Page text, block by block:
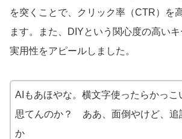
を突くことで、クリック率（CTR）を
ます。また、DIYという関心度の高いキ
実用性をアピールしました。
AIもあほやな。横文字使ったらかっこ
思てんのか？ ああ、面倒やけど、追
か